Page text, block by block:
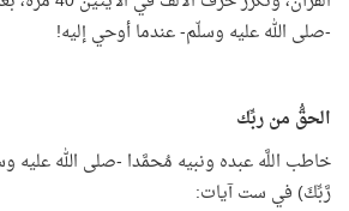
-صلى الله عليه وسلّم- عندما أوحي إليه!
الحقُّ من ربِّك
خاطب اللَّه عبده ونبيه مُحمَّدا -صلى الله عليه
رَّبِّكَ) في ست آيات: